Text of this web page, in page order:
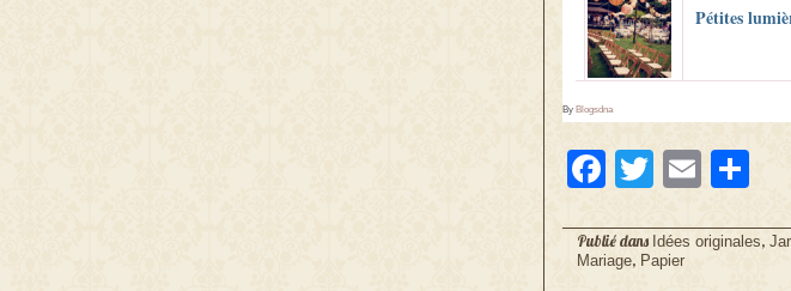
Pétites
ByBlogsdna
Facebook
Twitter
Email
Publié dans Idées originales,
Mariage, Papier